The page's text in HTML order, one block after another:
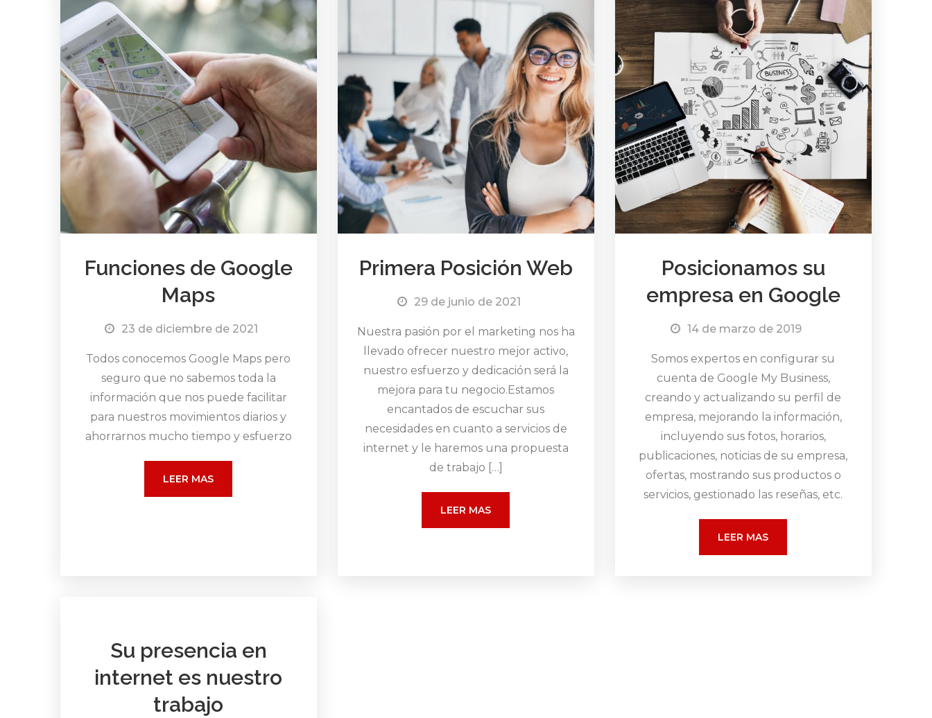
Funciones de Google
Maps
23 de diciembre de 2021
Todos conocemos Google Maps pero
seguro que no sabemos toda la
información que nos puede facilitar
para nuestros movimientos diarios y
ahorrarnos mucho tiempo y esfuerzo
LEER MAS
Primera Posición Web
29 de junio de 2021
Nuestra pasión por el marketing nos ha
llevado ofrecer nuestro mejor activo,
nuestro esfuerzo y dedicación será la
mejora para tu negocio.Estamos
encantados de escuchar sus
necesidades en cuanto a servicios de
internet y le haremos una propuesta
de trabajo […]
LEER MAS
Posicionamos su
empresa en Google
14 de marzo de 2019
Somos expertos en configurar su
cuenta de Google My Business,
creando y actualizando su perfil de
empresa, mejorando la información,
incluyendo sus fotos, horarios,
publicaciones, noticias de su empresa,
ofertas, mostrando sus productos o
servicios, gestionado las reseñas, etc.
LEER MAS
Su presencia en
internet es nuestro
trabajo